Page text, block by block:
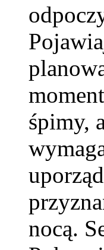
śpimy,
nocą.